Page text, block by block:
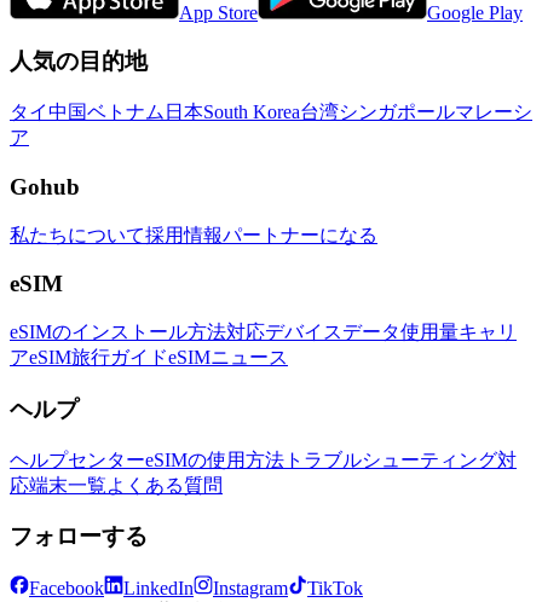
App Store Google Play
人気の目的地
タイ中国ベトナム 日本South Korea台湾シンガポールマレーシ
ア
Gohub
私たちについて採用情報パートナーになる
eSIM
eSIMのインストール方法対応デバイスデータ使用量キャリ
アeSIM旅行ガイドeSIMニュース
ヘルプ
ヘルプセンターeSIMの使用方法 トラブルシューティング対
応端末一覧よくある質問
フォローする
Facebook LinkedIn Instagram
TikTok